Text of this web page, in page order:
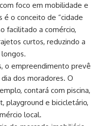
foco em mobilidade e
é o conceito de “cidade
facilitado a comércio,
curtos, reduzindo a
o empreendimento prevê
dos moradores. O
contará com piscina,
playground e bicicletário,
local.